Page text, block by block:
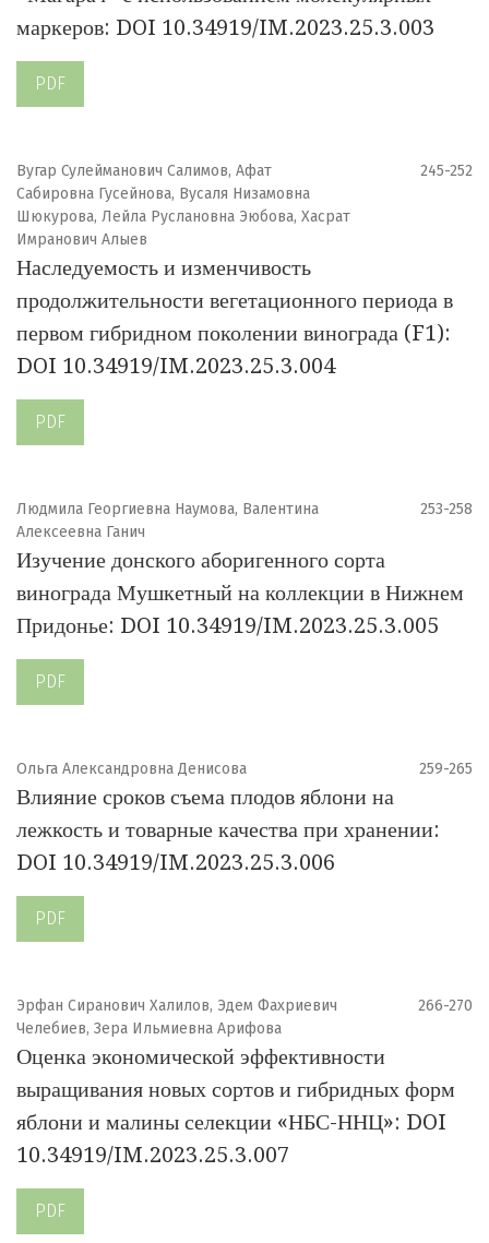
маркеров: DOI 10.34919/IM.2023.25.3.003
PDF
Вугар Сулейманович Салимов, Афат
Сабировна Гусейнова, Вусаля Низамовна
Шюкурова, Лейла Руслановна Эюбова, Хасрат
Имранович Алыев
245-252
Наследуемость и изменчивость
продолжительности вегетационного периода в
первом гибридном поколении винограда (F1):
DOI 10.34919/IM.2023.25.3.004
PDF
Людмила Георгиевна Наумова, Валентина
Алексеевна Ганич
253-258
Изучение донского аборигенного сорта
винограда Мушкетный на коллекции в Нижнем
Придонье: DOI 10.34919/IM.2023.25.3.005
PDF
Ольга Александровна Денисова 259-265
Влияние сроков съема плодов яблони на
лежкость и товарные качества при хранении:
DOI 10.34919/IM.2023.25.3.006
PDF
Эрфан Сиранович Халилов, Эдем Фахриевич
Челебиев, Зера Ильмиевна Арифова
266-270
Оценка экономической эффективности
выращивания новых сортов и гибридных форм
яблони и малины селекции «НБС-ННЦ»: DOI
10.34919/IM.2023.25.3.007
PDF